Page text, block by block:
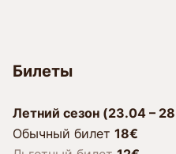
Билеты
Лeтний сезон (23.04 –
Обычный билет 18€